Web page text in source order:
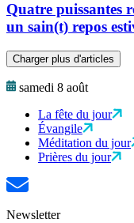
Quatre puissantes
un sain(t) repos
Charger plus d'articles
samedi 8 août
La fête du jour
Évangile
Méditation du jour
Prières du jour
Newsletter